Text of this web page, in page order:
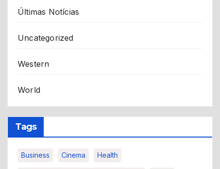
Últimas Notícias
Uncategorized
Western
World
Tags
Business Cinema Health